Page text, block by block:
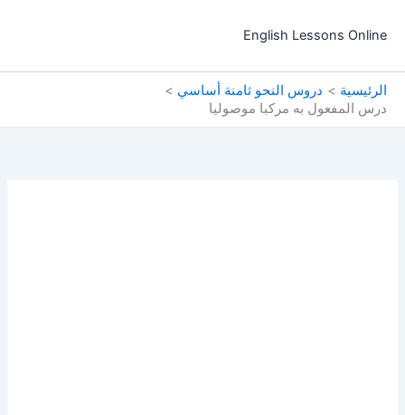
إلىEnglish Lessons Online
الرئيسية
دروس النحو ثامنة أساسي
درس المفعول به مركبا موصوليا